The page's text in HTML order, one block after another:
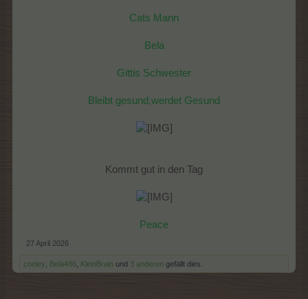
Cats Mann
Bela
Gittis Schwester
Bleibt gesund,werdet Gesund
Kommt gut in den Tag​
Peace
27 April 2026
cooley Bela486 KleinBrain und 3 anderen gefällt dies.